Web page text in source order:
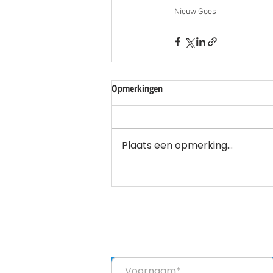
Nieuw Goes
Opmerkingen
Plaats een opmerking...